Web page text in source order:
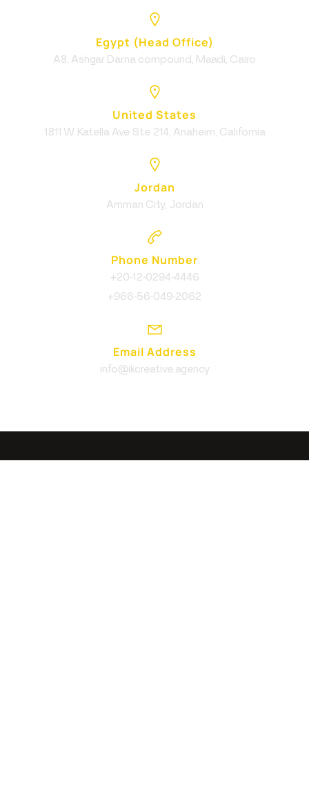
Egypt (Head Office)
A8, Ashgar Darna compound, Maadi, Cairo
United States
1811 W Katella Ave Ste 214, Anaheim, California
Jordan
Amman City, Jordan
Phone Number
+20-12-0294-4446
+966-56-049-2062
Email Address
info@ikcreative.agency